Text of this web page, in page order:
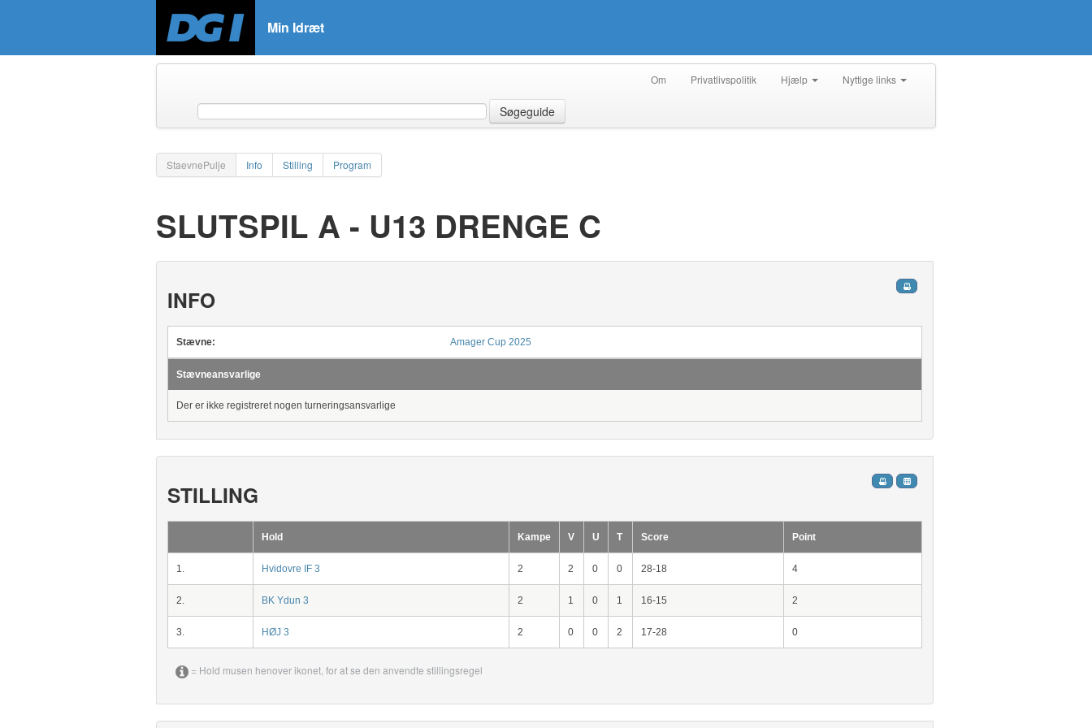
Min Idræt
Om Privatlivspolitik Hjælp Nyttige links
Søgeguide
StaevnePulje Info Stilling Program
SLUTSPIL A - U13 DRENGE C
INFO
Stævne: Amager Cup 2025
Stævneansvarlige
Der er ikke registreret nogen turneringsansvarlige
STILLING
Hold Kampe V U T Score Point
1. Hvidovre IF 3 2 2 0 0 28-18 4
2. BK Ydun 3 2 1 0 1 16-15 2
3. HØJ 3 2 0 0 2 17-28 0
= Hold musen henover ikonet, for at se den anvendte stillingsregel